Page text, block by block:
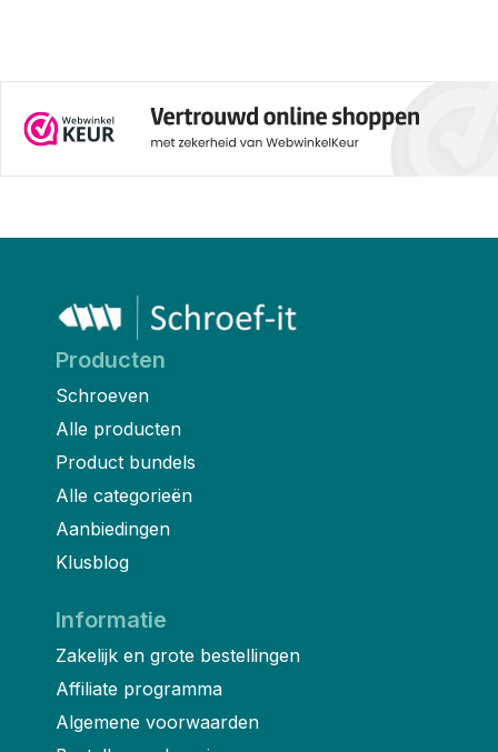
Producten
Schroeven
Alle producten
Product bundels
Alle categorieën
Aanbiedingen
Klusblog
Informatie
Zakelijk en grote bestellingen
Affiliate programma
Algemene voorwaarden